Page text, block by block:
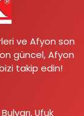
ve Afyon son
güncel, Afyon
takip edin!
Ufuk